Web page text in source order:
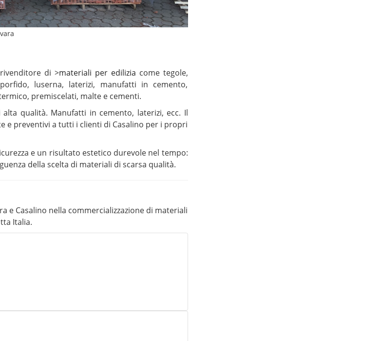
di >materiali per edilizia come tegole,
luserna, laterizi, manufatti in cemento,
premiscelati, malte e cementi.
qualità. Manufatti in cemento, laterizi, ecc. Il
e preventivi a tutti i clienti di Casalino per i propri
e un risultato estetico durevole nel tempo:
della scelta di materiali di scarsa qualità.
Casalino nella commercializzazione di materiali
Italia.